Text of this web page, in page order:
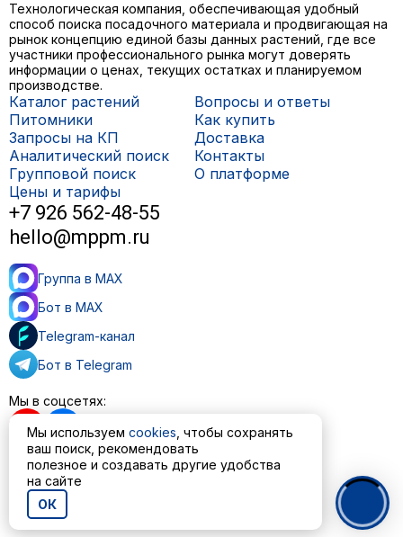
Технологическая компания, обеспечивающая удобный
способ поиска посадочного материала и продвигающая на
рынок концепцию единой базы данных растений, где все
участники профессионального рынка могут доверять
информации о ценах, текущих остатках и планируемом
производстве.
Каталог растений
Питомники
Запросы на КП
Аналитический поиск
Групповой поиск
Цены и тарифы
Вопросы и ответы
Как купить
Доставка
Контакты
О платформе
+7 926 562-48-55
hello@mppm.ru
Группа в MAX
Бот в MAX
Telegram-канал
Бот в Telegram
Мы в соцсетях:
Пользовательское соглашение
Политика обработки персональных данных
© ООО «МППМ» 2023—2026
Мы используем cookies , чтобы сохранять
ваш поиск, рекомендовать
полезное и создавать другие удобства
на сайте
ОК